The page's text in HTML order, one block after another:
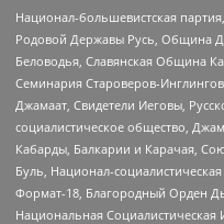
Национал-большевистская
Родовой Державы Русь, Община
Беловодья, Славянская Община
Семинария Староверов-
Джамаат, Свидетели Иеговы,
социалистическое общество,
Кабарды, Балкарии и Карачая,
Буль, Национал-
Формат-18, Благородный Орден
Национальная